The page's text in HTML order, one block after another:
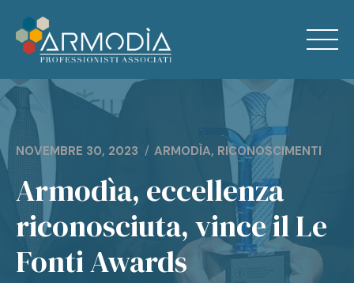
content
Servizi
NOVEMBRE 30, 2023 ARMODÌA, RICONOSCIMENTI
Armodìa, eccellenza
riconosciuta, vince il Le
Fonti Awards